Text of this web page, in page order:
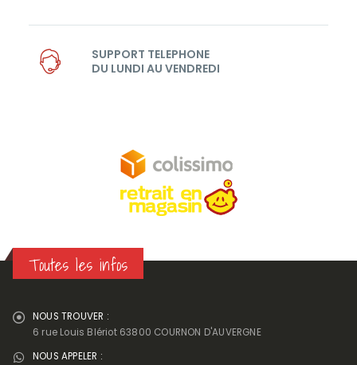
SUPPORT TELEPHONE
DU LUNDI AU VENDREDI
Toutes les infos
NOUS TROUVER :
6 rue Louis Blériot 63800 COURNON D'AUVERGNE
NOUS APPELER :